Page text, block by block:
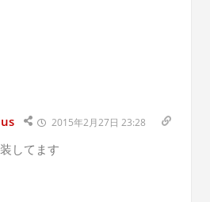
2015年2月27日 23:28
してます